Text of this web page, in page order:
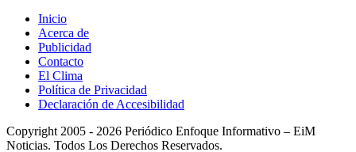
Inicio
Acerca de
Publicidad
Contacto
El Clima
Política de Privacidad
Declaración de Accesibilidad
Copyright 2005 - 2026 Periódico Enfoque Informativo – EiM
Noticias. Todos Los Derechos Reservados.